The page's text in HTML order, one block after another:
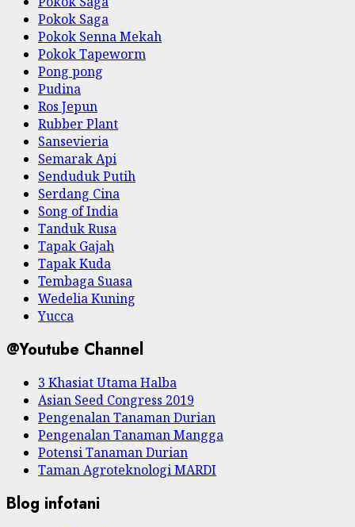
Pokok Saga
Pokok Senna Mekah
Pokok Tapeworm
Pong pong
Pudina
Ros Jepun
Rubber Plant
Sansevieria
Semarak Api
Senduduk Putih
Serdang Cina
Song of India
Tanduk Rusa
Tapak Gajah
Tapak Kuda
Tembaga Suasa
Wedelia Kuning
Yucca
@Youtube Channel
3 Khasiat Utama Halba
Asian Seed Congress 2019
Pengenalan Tanaman Durian
Pengenalan Tanaman Mangga
Potensi Tanaman Durian
Taman Agroteknologi MARDI
Blog infotani